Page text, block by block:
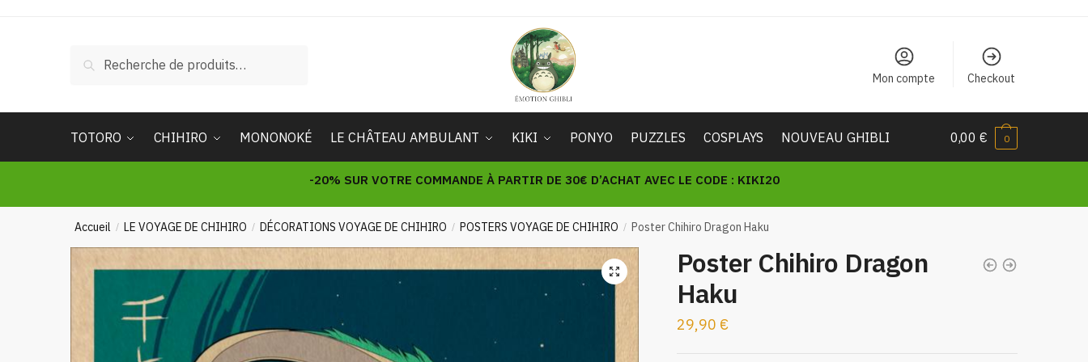
pour :
Recherche
Mon compte Checkout
TOTORO CHIHIRO MONONOKÉ LE CHÂTEAU AMBULANT KIKI PONYO PUZZLES COSPLAYS NOUVEAU GHIBLI 0,00€ 0
-20% SUR VOTRE COMMANDE À PARTIR DE 30€ D’ACHAT AVEC LE CODE : KIKI20
Accueil / LE VOYAGE DE CHIHIRO / DÉCORATIONS VOYAGE DE CHIHIRO / POSTERS VOYAGE DE CHIHIRO / Poster Chihiro Dragon Haku
🔍
Poster Chihiro Dragon
Haku
29,90 €